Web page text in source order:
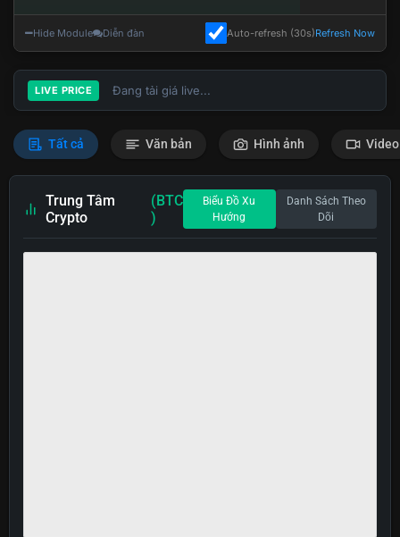
Hide Module Diễn đàn Auto-refresh (30s)Refresh Now
LIVE PRICE Đang tải giá live...
Tất cả Văn bản Hình ảnh Video
Trung Tâm
Crypto
(BTC
)
Biểu Đồ Xu
Hướng
Danh Sách Theo
Dõi